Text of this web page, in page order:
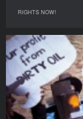
RIGHTS NOW!